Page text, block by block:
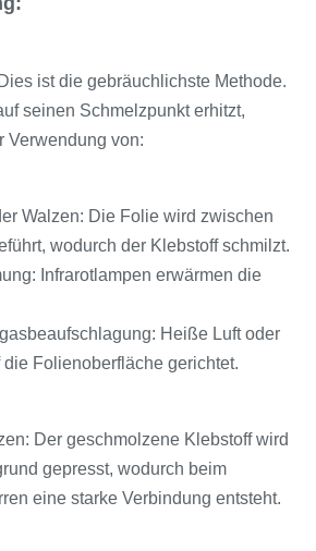
ist die gebräuchlichste Methode.
seinen Schmelzpunkt erhitzt,
Verwendung von:
Walzen: Die Folie wird zwischen
wodurch der Klebstoff schmilzt.
Infrarotlampen erwärmen die
Heiße Luft oder
Folienoberfläche gerichtet.
Der geschmolzene Klebstoff wird
gepresst, wodurch beim
eine starke Verbindung entsteht.